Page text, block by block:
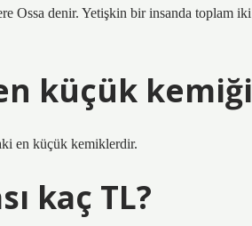
Ossa denir. Yetişkin bir insanda toplam
küçük
en küçük kemiklerdir.
kaç TL?